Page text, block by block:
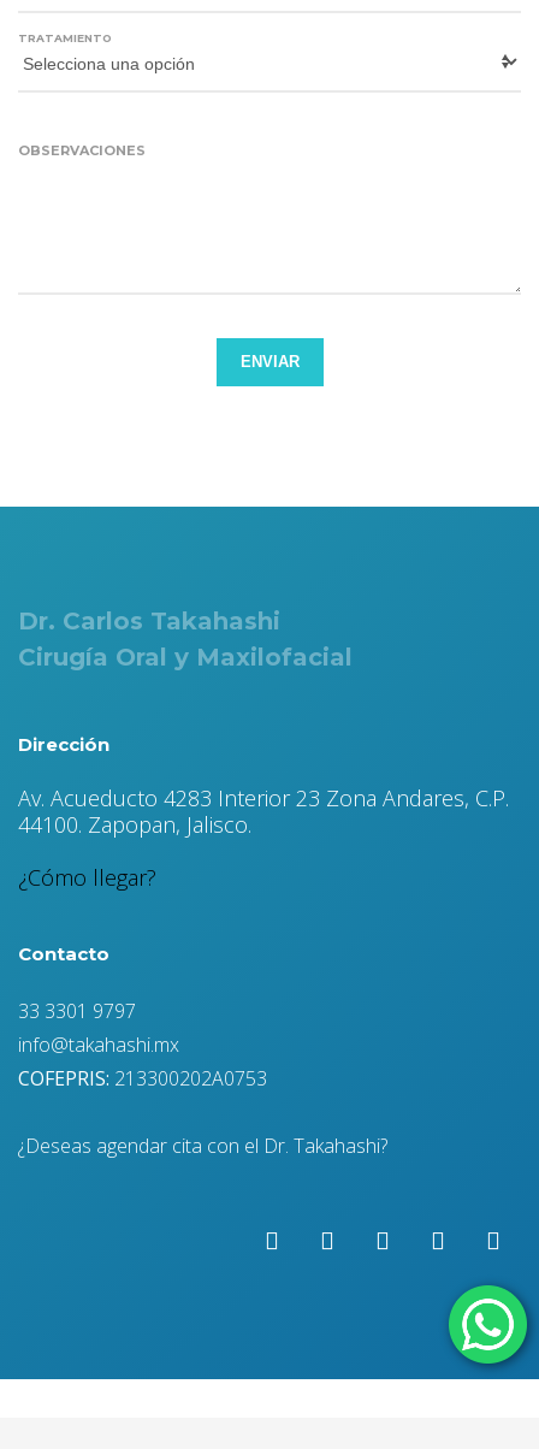
TRATAMIENTO
OBSERVACIONES
ENVIAR
Dr. Carlos Takahashi
Cirugía Oral y Maxilofacial
Dirección
Av. Acueducto 4283 Interior 23 Zona Andares, C.P.
44100. Zapopan, Jalisco.
¿Cómo llegar?
Contacto
33 3301 9797
info@takahashi.mx
COFEPRIS: 213300202A0753
¿Deseas agendar cita con el Dr. Takahashi?